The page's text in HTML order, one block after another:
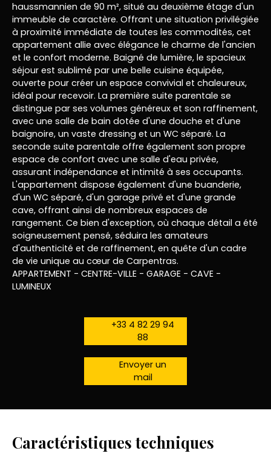
haussmannien de 90 m², situé au deuxième étage d'un
immeuble de caractère. Offrant une situation privilégiée
à proximité immédiate de toutes les commodités, cet
appartement allie avec élégance le charme de l'ancien
et le confort moderne. Baigné de lumière, le spacieux
séjour est sublimé par une belle cuisine équipée,
ouverte pour créer un espace convivial et chaleureux,
idéal pour recevoir. La première suite parentale se
distingue par ses volumes généreux et son raffinement,
avec une salle de bain dotée d'une douche et d'une
baignoire, un vaste dressing et un WC séparé. La
seconde suite parentale offre également son propre
espace de confort avec une salle d'eau privée,
assurant indépendance et intimité à ses occupants.
L'appartement dispose également d'une buanderie,
d'un WC séparé, d'un garage privé et d'une grande
cave, offrant ainsi de nombreux espaces de
rangement. Ce bien d'exception, où chaque détail a été
soigneusement pensé, séduira les amateurs
d'authenticité et de raffinement, en quête d'un cadre
de vie unique au cœur de Carpentras.
APPARTEMENT - CENTRE-VILLE - GARAGE - CAVE -
LUMINEUX
+33 4 82 29 94
88
Envoyer un
mail
Caractéristiques techniques